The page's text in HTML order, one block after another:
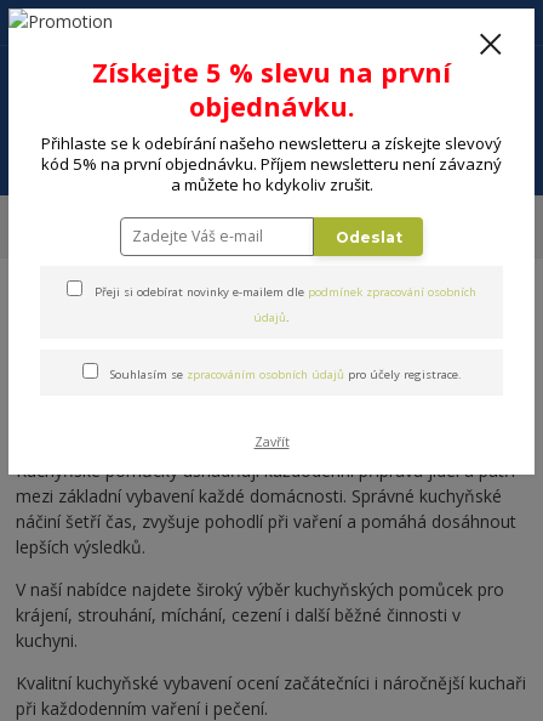
Menu
+420 602 494 600
Kuchyňské pomůcky usnadňují každodenní přípravu jídel a patří
mezi základní vybavení každé domácnosti. Správné kuchyňské
náčiní šetří čas, zvyšuje pohodlí při vaření a pomáhá dosáhnout
lepších výsledků.
V naší nabídce najdete široký výběr kuchyňských pomůcek pro
krájení, strouhání, míchání, cezení i další běžné činnosti v
kuchyni.
Kvalitní kuchyňské vybavení ocení začátečníci i náročnější kuchaři
při každodenním vaření i pečení.
Získejte 5 % slevu na první
objednávku.
Přihlaste se k odebírání našeho newsletteru a získejte slevový
kód 5% na první objednávku. Příjem newsletteru není závazný
a můžete ho kdykoliv zrušit.
Odeslat
Přeji si odebírat novinky e-mailem dle podmínek zpracování osobních
údajů.
Souhlasím se zpracováním osobních údajů pro účely registrace.
Zavřít